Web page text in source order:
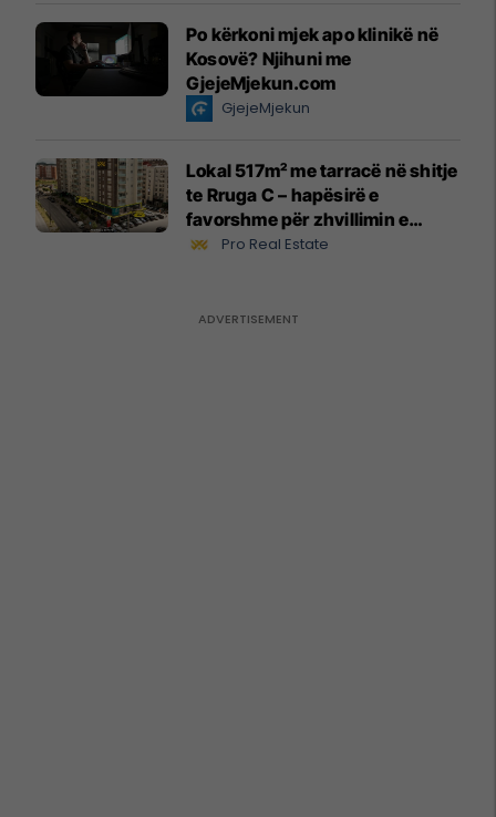
Po kërkoni mjek apo klinikë në
Kosovë? Njihuni me
GjejeMjekun.com
GjejeMjekun
Lokal 517m² me tarracë në shitje
te Rruga C – hapësirë e
favorshme për zhvillimin e
biznesit #15796
Pro Real Estate